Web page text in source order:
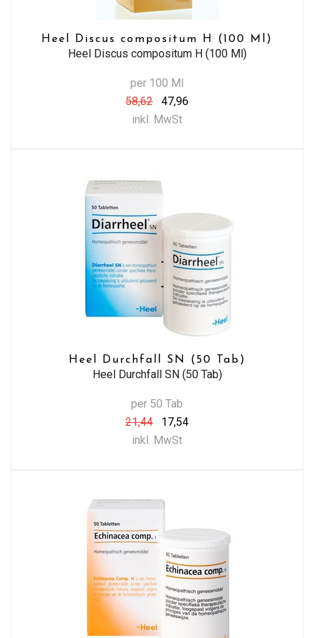
Heel Discus compositum H (100 Ml)
Heel Discus compositum H (100 Ml)
per 100 Ml
58,62
47,96
inkl. MwSt
Heel Durchfall SN (50 Tab)
Heel Durchfall SN (50 Tab)
per 50 Tab
21,44
17,54
inkl. MwSt